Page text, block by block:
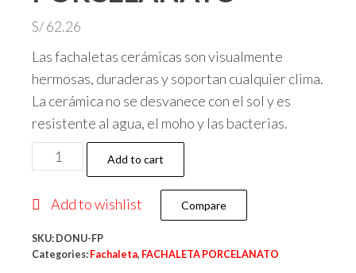
S/62.26
Las fachaletas cerámicas son visualmente
hermosas, duraderas y soportan cualquier clima.
La cerámica no se desvanece con el sol y es
resistente al agua, el moho y las bacterias.
DONUSA
30
x
-
FACHALETA
Add to cart
Add to wishlist Compare
SKU: DONU-FP
Categories: Fachaleta, FACHALETA PORCELANATO